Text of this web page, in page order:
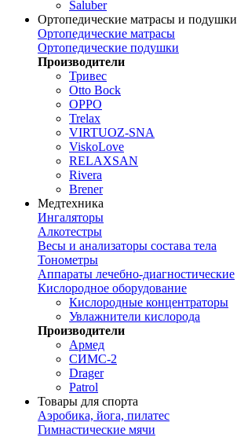
Saluber
Ортопедические матрасы и подушки
Ортопедические матрасы
Ортопедические подушки
Производители
Тривес
Otto Bock
OPPO
Trelax
VIRTUOZ-SNA
ViskoLove
RELAXSAN
Rivera
Brener
Медтехника
Ингаляторы
Алкотестры
Весы и анализаторы состава тела
Тонометры
Аппараты лечебно-диагностические
Кислородное оборудование
Кислородные концентраторы
Увлажнители кислорода
Производители
Армед
СИМС-2
Drager
Patrol
Товары для спорта
Аэробика, йога, пилатес
Гимнастические мячи